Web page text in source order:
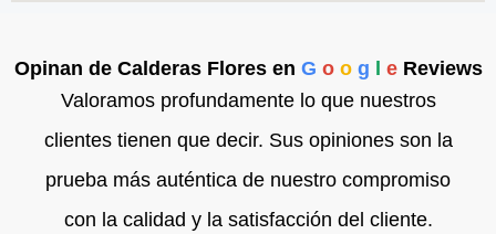
Opinan de Calderas Flores en G o o g l eReviews
Valoramos profundamente lo que nuestros
clientes tienen que decir. Sus opiniones son la
prueba más auténtica de nuestro compromiso
con la calidad y la satisfacción del cliente.